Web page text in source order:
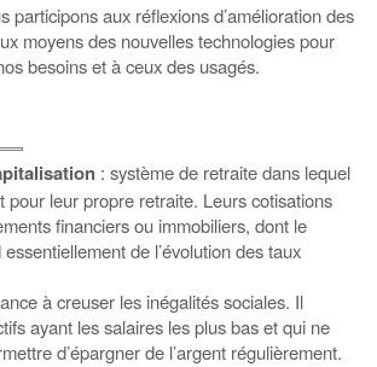
participons aux réflexions d’amélioration des
moyens des nouvelles technologies pour
besoins et à ceux des usagés.
: système de retraite dans lequel
pour leur propre retraite. Leurs cotisations
financiers ou immobiliers, dont le
de l’évolution des taux
à creuser les inégalités sociales. Il
ayant les salaires les plus bas et qui ne
d’épargner de l’argent régulièrement.